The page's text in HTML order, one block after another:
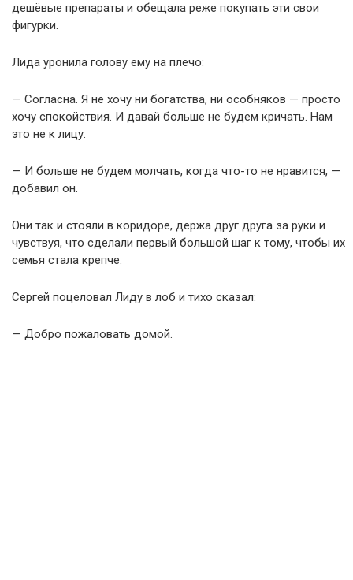
дешёвые препараты и обещала реже покупать эти свои
фигурки.
Лида уронила голову ему на плечо:
— Согласна. Я не хочу ни богатства, ни особняков — просто
хочу спокойствия. И давай больше не будем кричать. Нам
это не к лицу.
— И больше не будем молчать, когда что-то не нравится, —
добавил он.
Они так и стояли в коридоре, держа друг друга за руки и
чувствуя, что сделали первый большой шаг к тому, чтобы их
семья стала крепче.
Сергей поцеловал Лиду в лоб и тихо сказал:
— Добро пожаловать домой.